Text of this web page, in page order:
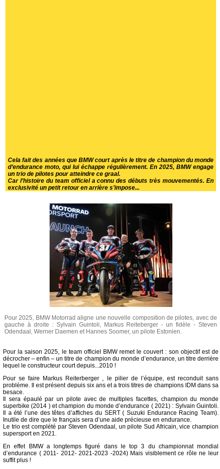
Cela fait des années que BMW court après le titre de champion du monde
d’endurance moto, qui lui échappe régulièrement. En 2025, BMW engage
un trio de pilotes pour atteindre ce graal.
Car l’histoire du team officiel a connu des débuts très mouvementés. En
exclusivité un petit retour en arrière s’impose...
Pour 2025, BMW Motorrad aligne une nouvelle composition de pilotes, avec de
gauche à droite : Sylvain Guintoli, Markus Reiteberger - un fidèle - Steven
Odendaal, Werner Daemen et Hannes Soomer, un pilote Estonien.
Pour la saison 2025, le team officiel BMW remet le couvert : son objectif est de
décrocher – enfin – un titre de champion du monde d’endurance, un titre derrière
lequel le constructeur court depuis...2010 !
Pour se faire Markus Reiterberger , le pilier de l’équipe, est reconduit sans
problème. Il est présent depuis six ans et a trois titres de champions IDM dans sa
besace.
Il sera épaulé par un pilote avec de multiples facettes, champion du monde
superbike (2014 ) et champion du monde d’endurance ( 2021) : Sylvain Guintoli.
Il a été l’une des têtes d’affiches du SERT ( Suzuki Endurance Racing Team).
Inutile de dire que le français sera d’une aide précieuse en endurance.
Le trio est complété par Steven Odendaal, un pilote Sud Africain, vice champion
supersport en 2021.
En effet BMW a longtemps figuré dans le top 3 du championnat mondial
d’endurance ( 2011- 2012- 2021-2023 -2024) Mais visiblement ce rôle ne leur
suffit plus !